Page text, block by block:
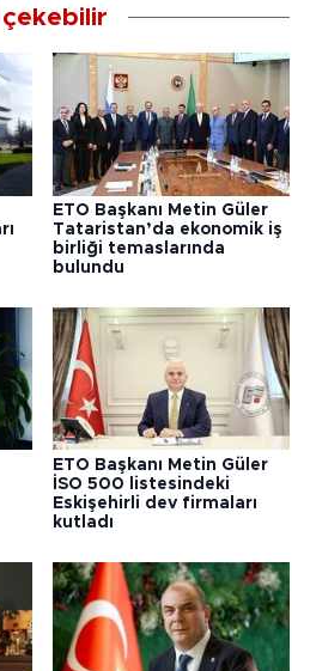
çekebilir
ETO Başkanı Metin Güler
Tataristan’da ekonomik iş
birliği temaslarında
bulundu
ETO Başkanı Metin Güler
İSO 500 listesindeki
Eskişehirli dev firmaları
kutladı